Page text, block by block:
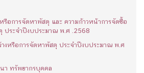
รือการจัดหาพัสดุ และ ความก้าวหน้าการจัดซื้อ
ประจำปีงบประมาณ พ.ศ .2568
างหรือการจัดหาพัสดุ ประจำปีงบประมาณ พ.ศ
า ทรัพยากรบุคคล